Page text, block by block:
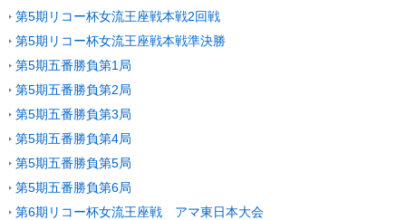
第5期リコー杯女流王座戦本戦2回戦
第5期リコー杯女流王座戦本戦準決勝
第5期五番勝負第1局
第5期五番勝負第2局
第5期五番勝負第3局
第5期五番勝負第4局
第5期五番勝負第5局
第5期五番勝負第6局
第6期リコー杯女流王座戦 アマ東日本大会